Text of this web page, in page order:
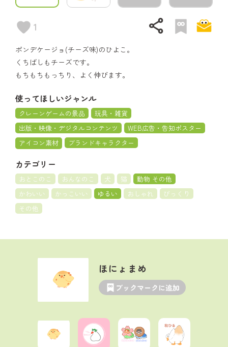
1 share
ポンデケージョ(チーズ味)のひよこ。
くちばしもチーズです。
もちもちもっちり、よく伸びます。
使ってほしいジャンル
クレーンゲームの景品
玩具・雑貨
出版・映像・デジタルコンテンツ
WEB広告・告知ポスター
アイコン素材
ブランドキャラクター
カテゴリー
おとこのこ おんなのこ 犬 猫
動物 その他
かわいい
かっこいい ゆるい おしゃれ
びっくり
その他
ほにょまめ
ブックマークに追加